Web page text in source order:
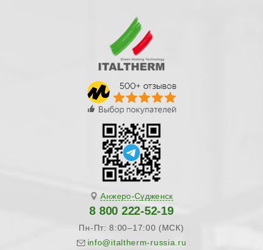
Анжеро-Судженск
8 800 222-52-19
Пн-Пт: 8:00–17:00 (МСК)
info@italtherm-russia.ru